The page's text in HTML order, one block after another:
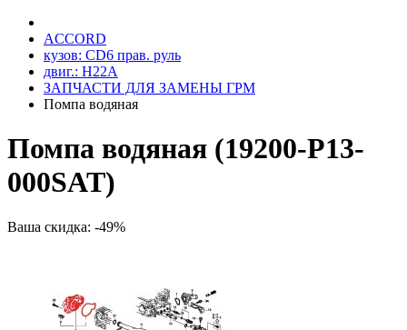
ACCORD
кузов: CD6 прав. руль
двиг.: H22A
ЗАПЧАСТИ ДЛЯ ЗАМЕНЫ ГРМ
Помпа водяная
Помпа водяная (19200-P13-
000SAT)
Ваша скидка: -49%